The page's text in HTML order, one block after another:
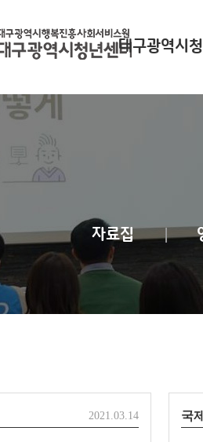
대구광역시
자료집
2021.03.14 국